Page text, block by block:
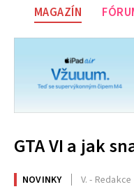
MAGAZÍN
GTA VI a jak
NOVINKY V. - Redakce